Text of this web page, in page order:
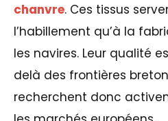
chanvre. Ces tissus
l’habillement qu’à la
les navires. Leur qualité
delà des frontières
recherchent donc